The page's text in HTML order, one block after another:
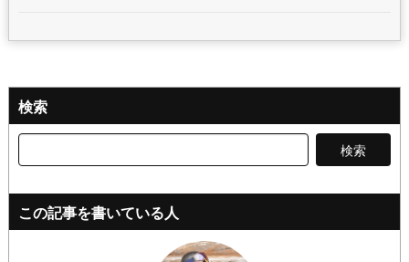
検索
この記事を書いている人